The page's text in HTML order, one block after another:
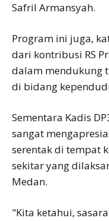
Safril Armansyah.
Program ini juga,
dari kontribusi RS
dalam mendukung
di bidang
Sementara Kadis
sangat
serentak di tempat
sekitar yang
Medan.
"Kita ketahui,